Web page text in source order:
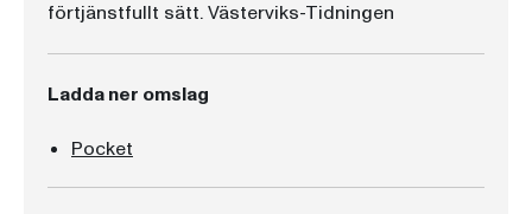
förtjänstfullt sätt. Västerviks-Tidningen
Ladda ner omslag
Pocket